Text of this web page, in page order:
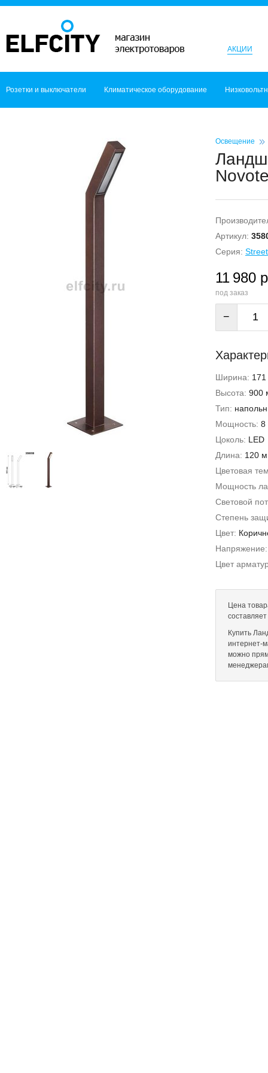
АКЦИИ
Розетки и выключатели Климатическое оборудование
Освещение
Артикул:
Серия: Street
11 980
под заказ
−
Ширина:
Высота: 900
Тип:
Мощность: 8
Цоколь: LED
Длина: 120
Цветовая
Мощность
Световой
Степень
Цвет:
Цвет
Цена
Купить
интернет-
можно